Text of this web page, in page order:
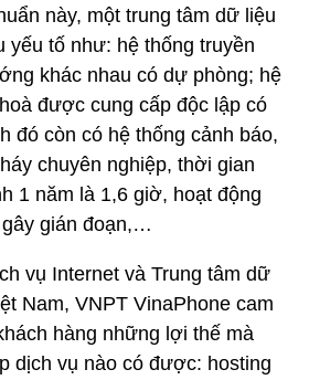
này, một trung tâm dữ liệu
yếu tố như: hệ thống truyền
khác nhau có dự phòng; hệ
được cung cấp độc lập có
đó còn có hệ thống cảnh báo,
chuyên nghiệp, thời gian
1 năm là 1,6 giờ, hoạt động
gián đoạn,…
vụ Internet và Trung tâm dữ
Nam, VNPT VinaPhone cam
hàng những lợi thế mà
dịch vụ nào có được: hosting